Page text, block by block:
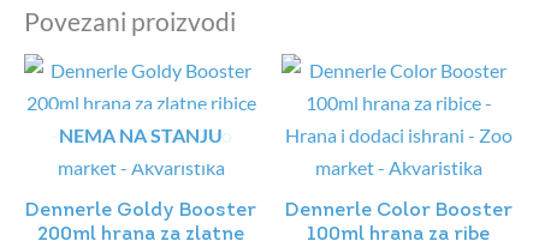
Povezani proizvodi
NEMA NA STANJU
Dennerle Goldy Booster
200ml hrana za zlatne
Dennerle Color Booster
100ml hrana za ribe